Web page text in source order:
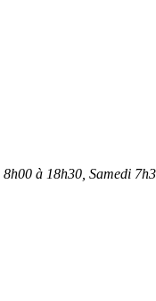
8h00 à 18h30, Samedi